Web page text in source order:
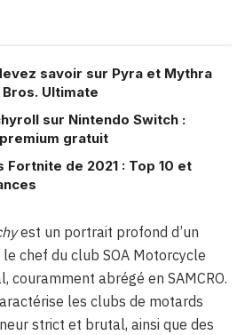
savoir sur Pyra et Mythra
Ultimate
sur Nintendo Switch :
gratuit
Fortnite de 2021 : Top 10 et
est un portrait profond d’un
le chef du club SOA Motorcycle
couramment abrégé en SAMCRO.
les clubs de motards
strict et brutal, ainsi que des